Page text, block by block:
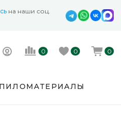
на наши соц.
0 0 0
ПИЛОМАТЕРИАЛЫ